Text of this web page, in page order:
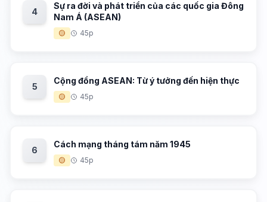
4
Sự ra đời và phát triển của các quốc gia Đông
Nam Á (ASEAN)
🟡 45p
5
Cộng đồng ASEAN: Từ ý tưởng đến hiện thực
🟡 45p
6
Cách mạng tháng tám năm 1945
🟡 45p